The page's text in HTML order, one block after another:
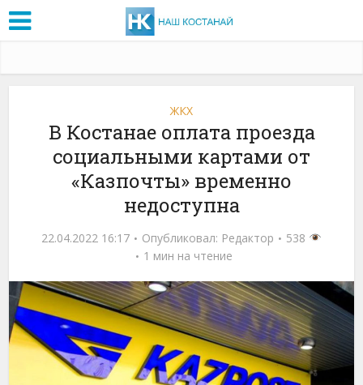
ЖКХ
В Костанае оплата проезда
социальными картами от
«Казпочты» временно
недоступна
22.04.2022 16:17 Опубликовал: Редактор
538
1 мин на чтение